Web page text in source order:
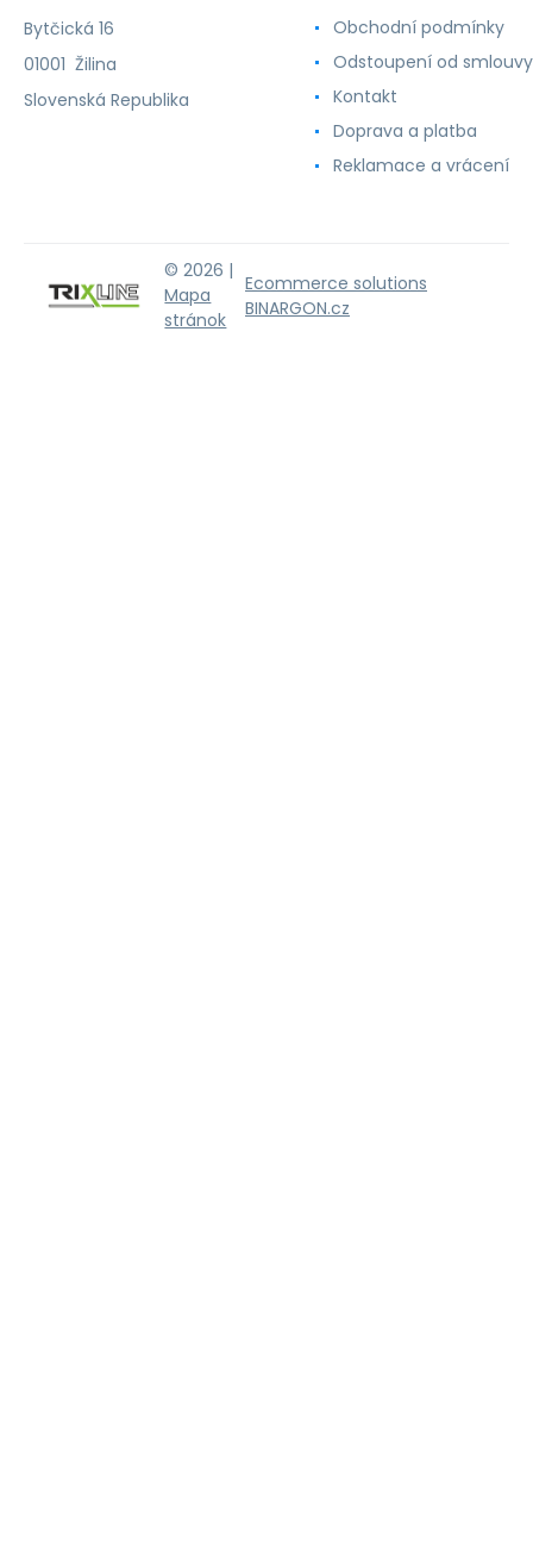
Bytčická 16
01001 Žilina
Slovenská Republika
Obchodní podmínky
Odstoupení od smlouvy
Kontakt
Doprava a platba
Reklamace a vrácení
© 2026 |
Mapa
stránok
Ecommerce solutions
BINARGON.cz